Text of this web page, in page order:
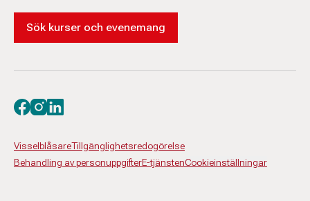
Sök kurser och evenemang
VisselblåsareTillgänglighetsredogörelse
Behandling av personuppgifterE-tjänstenCookieinställningar
Besök oss på facebook
Besök oss på instagram
Besök oss på linkedin